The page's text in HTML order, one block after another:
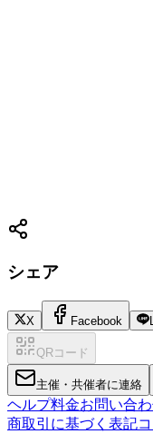
シェア
X Facebook
QRコード
主催・共催者に連絡
ヘルプ料金お問い合
商取引に基づく表記